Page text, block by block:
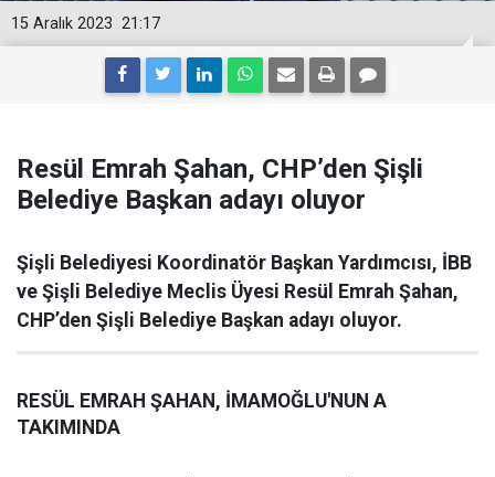
21:17
15 Aralık 2023
Resül Emrah Şahan, CHP’den Şişli
Belediye Başkan adayı oluyor
Şişli Belediyesi Koordinatör Başkan Yardımcısı, İBB
ve Şişli Belediye Meclis Üyesi Resül Emrah Şahan,
CHP’den Şişli Belediye Başkan adayı oluyor.
RESÜL EMRAH ŞAHAN, İMAMOĞLU'NUN A
TAKIMINDA